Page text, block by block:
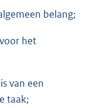
belang;
het
van een
taak;